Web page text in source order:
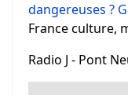
dangereuses ?
France culture,
Radio J - Pont